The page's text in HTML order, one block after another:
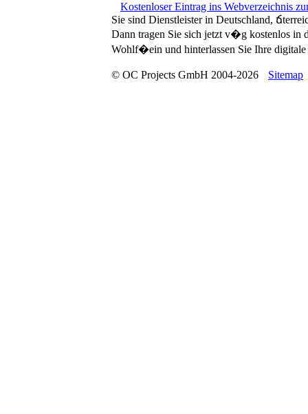
Kostenloser Eintrag ins Webverzeichnis
Sie sind Dienstleister in Deutschland,
Dann tragen Sie sich jetzt v�g kostenlos in
Wohlf�ein und hinterlassen Sie Ihre
© OC Projects GmbH 2004-2026 Sitemap